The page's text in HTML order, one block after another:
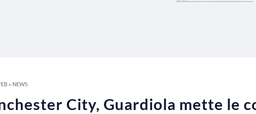
» NEWS
City, Guardiola mette le